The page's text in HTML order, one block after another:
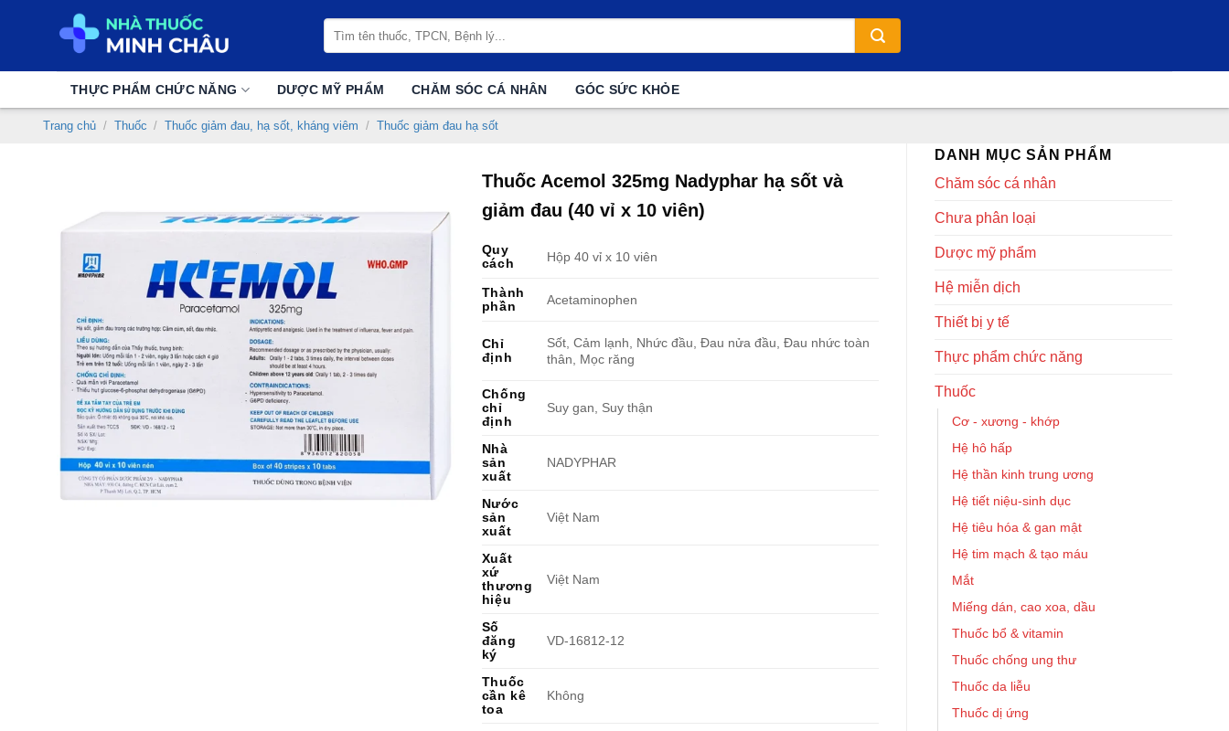
kiếm:
THỰC PHẨM CHỨC NĂNG DƯỢC MỸ PHẨM CHĂM SÓC CÁ NHÂN GÓC SỨC KHỎE
Trang chủ / Thuốc / Thuốc giảm đau, hạ sốt, kháng viêm / Thuốc giảm đau hạ sốt
DANH MỤC SẢN PHẨM
Chăm sóc cá nhân
Chưa phân loại
Dược mỹ phẩm
Hệ miễn dịch
Thiết bị y tế
Thực phẩm chức năng
Thuốc
Cơ - xương - khớp
Hệ hô hấp
Hệ thần kinh trung ương
Hệ tiết niệu-sinh dục
Hệ tiêu hóa & gan mật
Hệ tim mạch & tạo máu
Mắt
Miếng dán, cao xoa, dầu
Thuốc bổ & vitamin
Thuốc chống ung thư
Thuốc da liễu
Thuốc dị ứng
Thuốc Acemol 325mg Nadyphar hạ sốt và
giảm đau (40 vỉ x 10 viên)
Quy
cách
Hộp 40 vỉ x 10 viên
Thành
phần
Acetaminophen
Chỉ
định
Sốt, Cảm lạnh, Nhức đầu, Đau nửa đầu, Đau nhức toàn
thân, Mọc răng
Chống
chỉ
định
Suy gan, Suy thận
Nhà
sản
xuất
NADYPHAR
Nước
sản
xuất
Việt Nam
Xuất
xứ
thương
hiệu
Việt Nam
Số
đăng
ký
VD-16812-12
Thuốc
cần kê
toa
Không